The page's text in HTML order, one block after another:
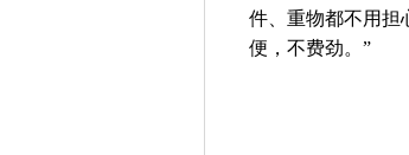
件、重物都不用担
便，不费劲。”